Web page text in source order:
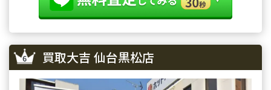
買取大吉 仙台黒松店